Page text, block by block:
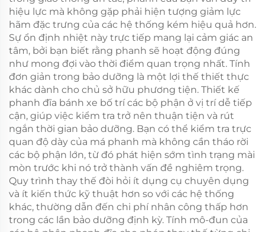
hiệu lực mà không gặp phải hiện tượng giảm lực
hãm đặc trưng của các hệ thống kém hiệu quả hơn.
Sự ổn định nhiệt này trực tiếp mang lại cảm giác an
tâm, bởi bạn biết rằng phanh sẽ hoạt động đúng
như mong đợi vào thời điểm quan trọng nhất. Tính
đơn giản trong bảo dưỡng là một lợi thế thiết thực
khác dành cho chủ sở hữu phương tiện. Thiết kế
phanh đĩa bánh xe bố trí các bộ phận ở vị trí dễ tiếp
cận, giúp việc kiểm tra trở nên thuận tiện và rút
ngắn thời gian bảo dưỡng. Bạn có thể kiểm tra trực
quan độ dày của má phanh mà không cần tháo rời
các bộ phận lớn, từ đó phát hiện sớm tình trạng mài
mòn trước khi nó trở thành vấn đề nghiêm trọng.
Quy trình thay thế đòi hỏi ít dụng cụ chuyên dụng
và ít kiến thức kỹ thuật hơn so với các hệ thống
khác, thường dẫn đến chi phí nhân công thấp hơn
trong các lần bảo dưỡng định kỳ. Tính mô-đun của